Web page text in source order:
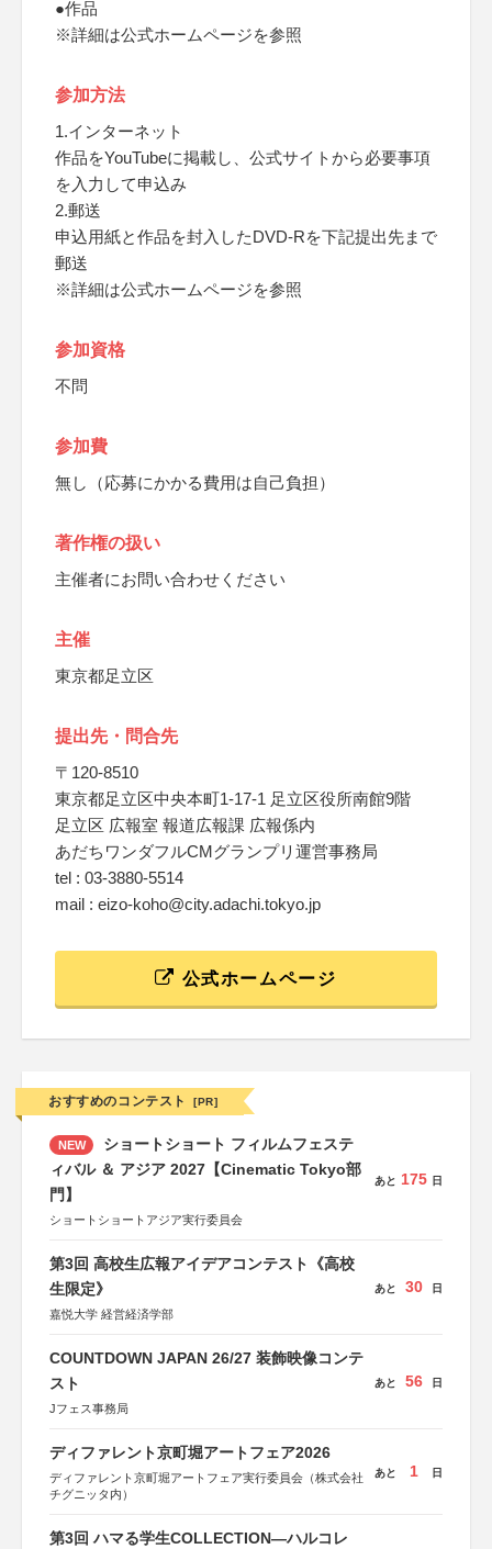
●作品
※詳細は公式ホームページを参照
参加方法
1.インターネット
作品をYouTubeに掲載し、公式サイトから必要事項
を入力して申込み
2.郵送
申込用紙と作品を封入したDVD-Rを下記提出先まで
郵送
※詳細は公式ホームページを参照
参加資格
不問
参加費
無し（応募にかかる費用は自己負担）
著作権の扱い
主催者にお問い合わせください
主催
東京都足立区
提出先・問合先
〒120-8510
東京都足立区中央本町1-17-1 足立区役所南館9階
足立区 広報室 報道広報課 広報係内
あだちワンダフルCMグランプリ運営事務局
tel : 03-3880-5514
mail : eizo-koho@city.adachi.tokyo.jp
公式ホームページ
おすすめのコンテスト [PR]
NEW
ショートショート フィルムフェステ
ィバル ＆ アジア 2027【Cinematic Tokyo部
門】
ショートショートアジア実行委員会
あと 175 日
第3回 高校生広報アイデアコンテスト《高校
生限定》
嘉悦大学 経営経済学部
あと 30 日
COUNTDOWN JAPAN 26/27 装飾映像コンテ
スト
Jフェス事務局
あと 56 日
ディファレント京町堀アートフェア2026
ディファレント京町堀アートフェア実行委員会（株式会社
チグニッタ内）
あと 1 日
第3回 ハマる学生COLLECTION―ハルコレ